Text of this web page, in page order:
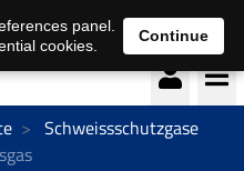
Deutsch français
Schweissschutzgase
panel.
cookies.
Continue